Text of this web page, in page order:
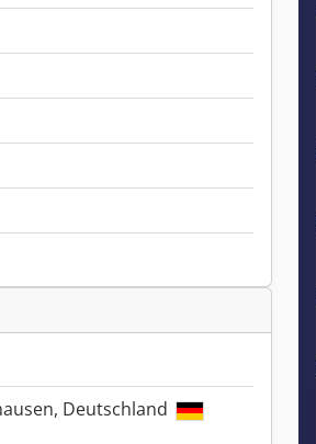
Deutschland